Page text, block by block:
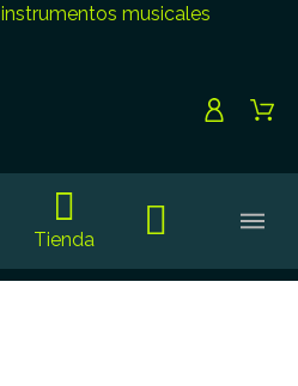
instrumentos musicales
Tienda